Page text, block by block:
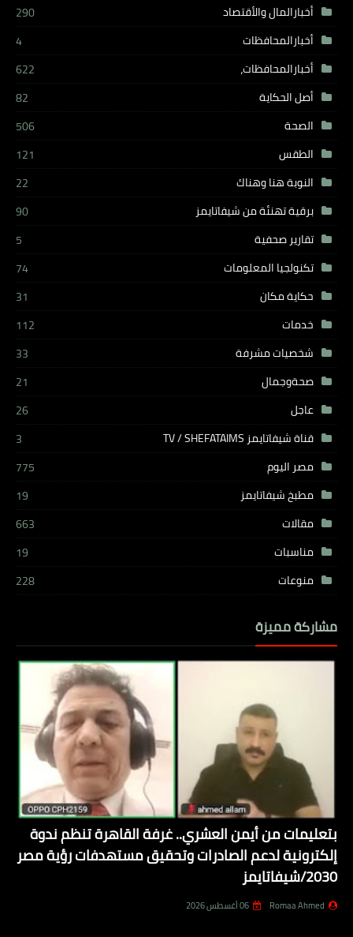
أخبارالمال والأقتصاد
290
أخبارالمحافظات
4
أخبارالمحافظات،
622
أصل الحكاية
82
الصحة
506
الطقس
121
النوبة هنا وهناك
22
برقية تهنئة من شيفاتايمز
90
تقارير صحفية
5
تكنولجيا المعلومات
74
حكاية مكان
31
خدمات
112
شخصيات مشرفة
33
صحةوجمال
21
عاجل
26
قناة شيفاتايمز TV / SHEFATAIMS
3
مصر اليوم
775
مطبخ شيفاتايمز
19
مقالات
663
مناسبات
19
منوعات
228
مشاركة مميزة
بتعليمات من أيمن العشري.. غرفة القاهرة تنظم ندوة
إلكترونية لدعم الصادرات وتحقيق مستهدفات رؤية مصر
2030/شيفاتايمز
Romaa Ahmed 06 أغسطس 2026